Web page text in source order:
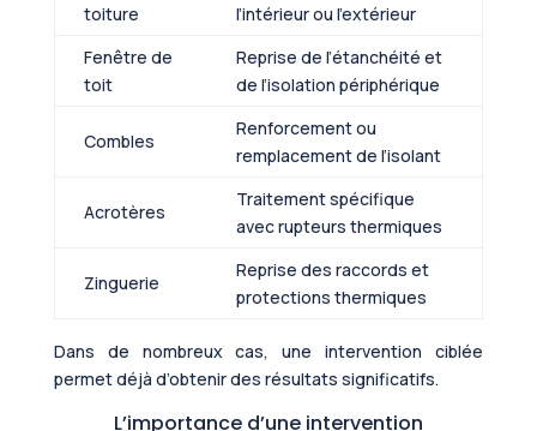
toiture
l’intérieur ou l’extérieur
Fenêtre de
toit
Reprise de l’étanchéité et
de l’isolation périphérique
Combles
Renforcement ou
remplacement de l’isolant
Acrotères
Traitement spécifique
avec rupteurs thermiques
Zinguerie
Reprise des raccords et
protections thermiques
Dans de nombreux cas, une intervention ciblée
permet déjà d’obtenir des résultats significatifs.
L’importance d’une intervention